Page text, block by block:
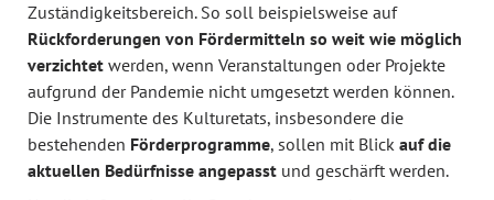
Zuständigkeitsbereich. So soll beispielsweise auf
Rückforderungen von Fördermitteln so weit wie möglich
verzichtet werden, wenn Veranstaltungen oder Projekte
aufgrund der Pandemie nicht umgesetzt werden können.
Die Instrumente des Kulturetats, insbesondere die
bestehenden Förderprogramme, sollen mit Blick auf die
aktuellen Bedürfnisse angepasst und geschärft werden.